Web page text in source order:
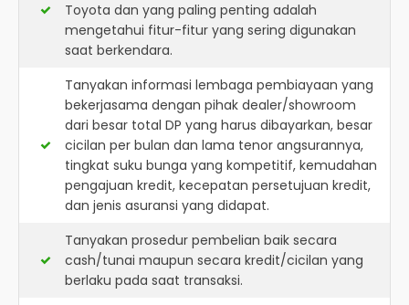
Toyota dan yang paling penting adalah
mengetahui fitur-fitur yang sering digunakan
saat berkendara.
Tanyakan informasi lembaga pembiayaan yang
bekerjasama dengan pihak dealer/showroom
dari besar total DP yang harus dibayarkan, besar
cicilan per bulan dan lama tenor angsurannya,
tingkat suku bunga yang kompetitif, kemudahan
pengajuan kredit, kecepatan persetujuan kredit,
dan jenis asuransi yang didapat.
Tanyakan prosedur pembelian baik secara
cash/tunai maupun secara kredit/cicilan yang
berlaku pada saat transaksi.